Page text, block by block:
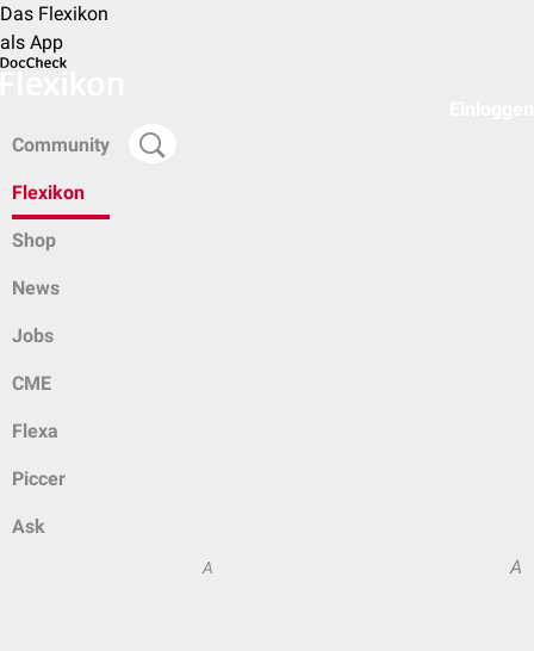
Das Flexikon
als App
Community
Flexikon
Shop
News
Jobs
CME
Flexa
Piccer
Ask
A A